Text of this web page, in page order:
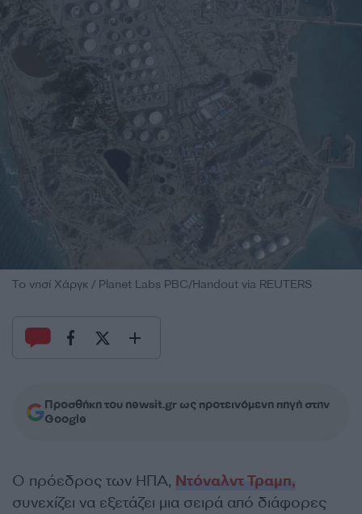
Το νησί Χάργκ / Planet Labs PBC/Handout via REUTERS
Προσθήκη του newsit.gr ως προτεινόμενη πηγή στην
Google
Ο πρόεδρος των ΗΠΑ, Ντόναλντ Τραμπ,
συνεχίζει να εξετάζει μια σειρά από διάφορες